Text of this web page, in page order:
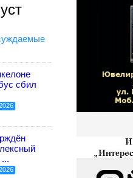
сбил